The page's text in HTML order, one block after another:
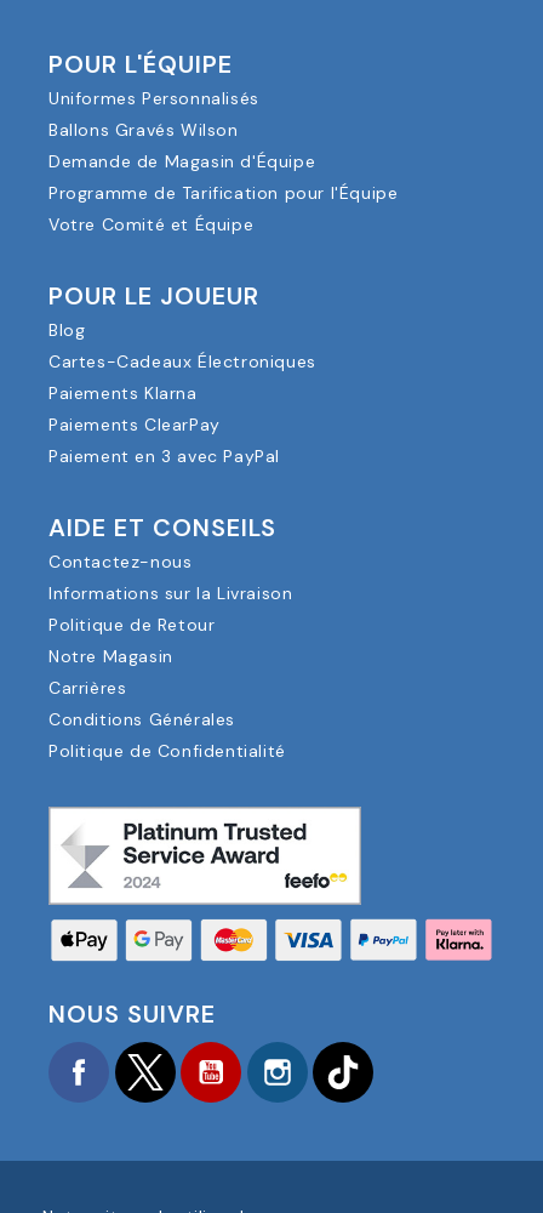
POUR L'ÉQUIPE
Uniformes Personnalisés
Ballons Gravés Wilson
Demande de Magasin d'Équipe
Programme de Tarification pour l'Équipe
Votre Comité et Équipe
POUR LE JOUEUR
Blog
Cartes-Cadeaux Électroniques
Paiements Klarna
Paiements ClearPay
Paiement en 3 avec PayPal
AIDE ET CONSEILS
Contactez-nous
Informations sur la Livraison
Politique de Retour
Notre Magasin
Carrières
Conditions Générales
Politique de Confidentialité
NOUS SUIVRE
FacebookTwitter YouTubeInstagram